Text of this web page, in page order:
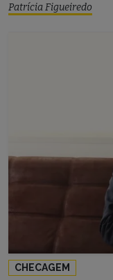
Patrícia Figueiredo
CHECAGEM